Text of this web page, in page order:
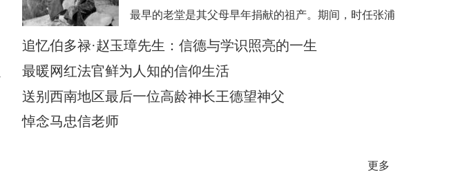
最早的老堂是其父母早年捐献的祖产。期间，时任张浦
本堂陆学清神父也提供了一些史料。当时一点也没想到
应苏州教区徐宏根主教的邀请，前去苏州教区主教公署
陪伴当地神父们避
追忆伯多禄·赵玉璋先生：信德与学识照亮的一生
最暖网红法官鲜为人知的信仰生活
送别西南地区最后一位高龄神长王德望神父
悼念马忠信老师
更多